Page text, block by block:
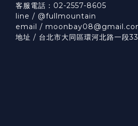
客服電話：02-2557-8605
line / @fullmountain
email /
地址 / 台北市大同區環河北路一段